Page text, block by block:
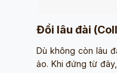
Đồi lâu đài
Dù không còn lâu
ảo. Khi đứng từ